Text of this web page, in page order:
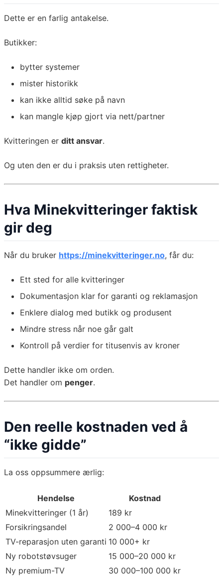
Dette er en farlig antakelse.
Butikker:
bytter systemer
mister historikk
kan ikke alltid søke på navn
kan mangle kjøp gjort via nett/partner
Kvitteringen er ditt ansvar.
Og uten den er du i praksis uten rettigheter.
Hva Minekvitteringer faktisk
gir deg
Når du bruker https://minekvitteringer.no, får du:
Ett sted for alle kvitteringer
Dokumentasjon klar for garanti og reklamasjon
Enklere dialog med butikk og produsent
Mindre stress når noe går galt
Kontroll på verdier for titusenvis av kroner
Dette handler ikke om orden.
Det handler om penger.
Den reelle kostnaden ved å
“ikke gidde”
La oss oppsummere ærlig:
Hendelse
Kostnad
Minekvitteringer (1 år)
189 kr
Forsikringsandel
2 000–4 000 kr
TV-reparasjon uten garanti 10 000+ kr
Ny robotstøvsuger
15 000–20 000 kr
Ny premium-TV
30 000–100 000 kr